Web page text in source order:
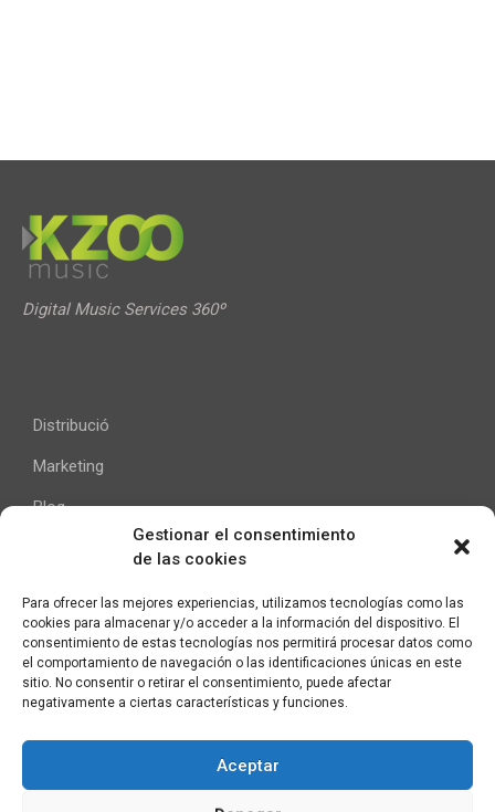
Gestionar el consentimiento
de las cookies
Para ofrecer las mejores experiencias, utilizamos tecnologías como las
cookies para almacenar y/o acceder a la información del dispositivo. El
consentimiento de estas tecnologías nos permitirá procesar datos como
el comportamiento de navegación o las identificaciones únicas en este
sitio. No consentir o retirar el consentimiento, puede afectar
negativamente a ciertas características y funciones.
Aceptar
Digital Music Services 360º
Distribució
Marketing
Blog
Ajuda
Contacte
Avís Legal